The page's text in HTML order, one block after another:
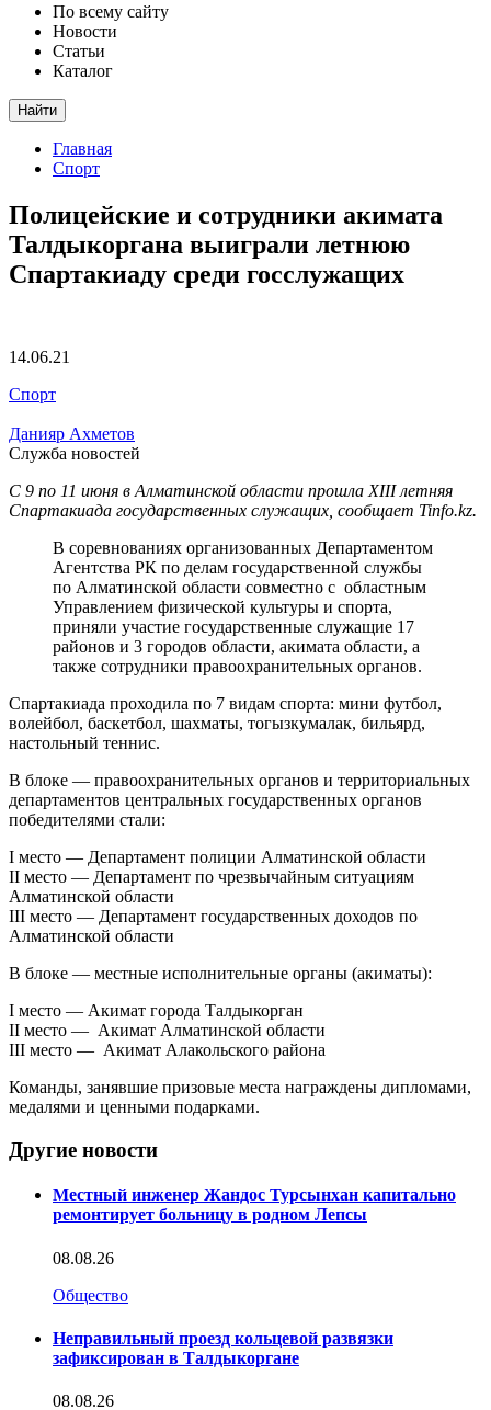
По всему сайту
Новости
Статьи
Каталог
Найти
Главная
Спорт
Полицейские и сотрудники акимата
Талдыкоргана выиграли летнюю
Спартакиаду среди госслужащих
14.06.21
Спорт
Данияр Ахметов
Служба новостей
С 9 по 11 июня в Алматинской области прошла XIII летняя
Спартакиада государственных служащих, сообщает Tinfo.kz.
В соревнованиях организованных Департаментом
Агентства РК по делам государственной службы
по Алматинской области совместно с областным
Управлением физической культуры и спорта,
приняли участие государственные служащие 17
районов и 3 городов области, акимата области, а
также сотрудники правоохранительных органов.
Спартакиада проходила по 7 видам спорта: мини футбол,
волейбол, баскетбол, шахматы, тогызкумалак, бильярд,
настольный теннис.
В блоке — правоохранительных органов и территориальных
департаментов центральных государственных органов
победителями стали:
I место — Департамент полиции Алматинской области
II место — Департамент по чрезвычайным ситуациям
Алматинской области
III место — Департамент государственных доходов по
Алматинской области
В блоке — местные исполнительные органы (акиматы):
I место — Акимат города Талдыкорган
II место — Акимат Алматинской области
III место — Акимат Алакольского района
Команды, занявшие призовые места награждены дипломами,
медалями и ценными подарками.
Другие новости
Местный инженер Жандос Турсынхан капитально
ремонтирует больницу в родном Лепсы
08.08.26
Общество
Неправильный проезд кольцевой развязки
зафиксирован в Талдыкоргане
08.08.26